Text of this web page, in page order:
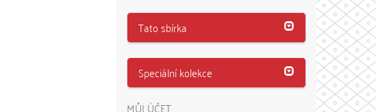
Tato sbírka
Speciální kolekce
MŮJ ÚČET